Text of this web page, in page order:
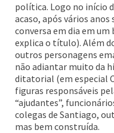
política. Logo no início
acaso, após vários anos
conversa em dia em um
explica o título). Além
outros personagens
não adiantar muito da
ditatorial (em especial
figuras responsáveis
“ajudantes”,
colegas de Santiago,
mas bem construída.